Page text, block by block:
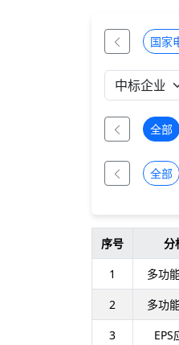
国家
全部
全部
序号 分
1
多功
2
多功
3
EPS